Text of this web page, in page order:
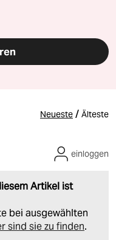
Neueste / Älteste
Artikel ist
bei ausgewählten
sind sie zu finden.
einloggen